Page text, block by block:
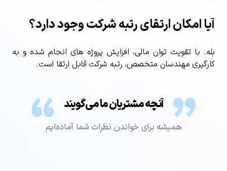
آیا امکان ارتقای رتبه شرکت وجود دارد؟
بله. با تقویت توان مالی، افزایش پروژه های انجام شده و به
کارگیری مهندسان متخصص، رتبه شرکت قابل ارتقا است.
آنچه مشتریان ما می‌گویند
همیشه برای خواندن نظرات شما آماده‌ایم